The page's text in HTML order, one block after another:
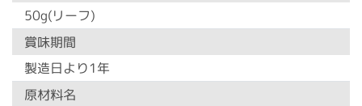
50g(リーフ)
賞味期間
製造日より1年
原材料名